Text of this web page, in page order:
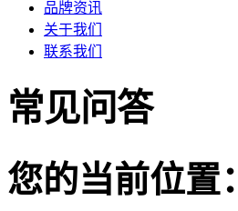
品牌资讯
关于我们
联系我们
常见问答
您的当前位置：